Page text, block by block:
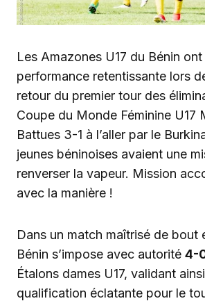
Les Amazones U17 du Bénin
performance retentissante lors
retour du premier tour des
Coupe du Monde Féminine U17
Battues 3-1 à l’aller par le
jeunes béninoises avaient une
renverser la vapeur. Mission
avec la manière !
Dans un match maîtrisé de bout
Bénin s’impose avec autorité 4-
Étalons dames U17, validant
qualification éclatante pour le